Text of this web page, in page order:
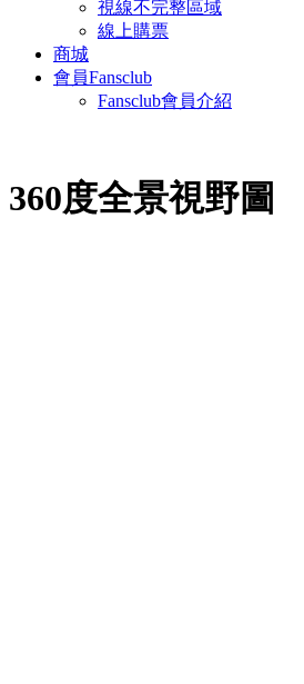
視線不完整區域
線上購票
商城
會員Fansclub
Fansclub會員介紹
360度全景視野圖